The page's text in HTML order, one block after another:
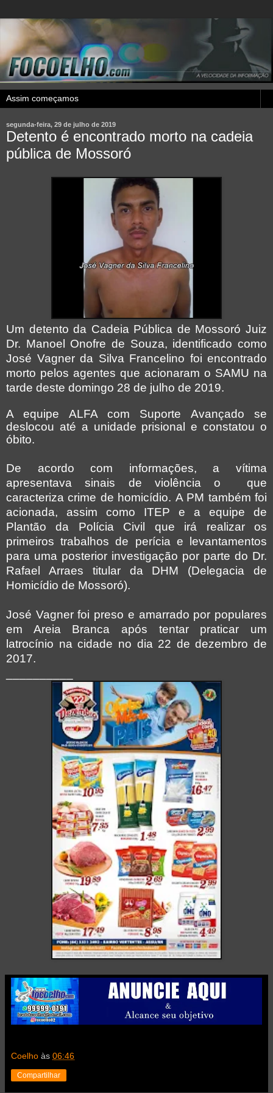
segunda-feira, 29 de julho de 2019
Detento é encontrado morto na cadeia
pública de Mossoró
Um detento da Cadeia Pública de Mossoró Juiz
Dr. Manoel Onofre de Souza, identificado como
José Vagner da Silva Francelino foi encontrado
morto pelos agentes que acionaram o SAMU na
tarde deste domingo 28 de julho de 2019.
A equipe ALFA com Suporte Avançado se
deslocou até a unidade prisional e constatou o
óbito.
De acordo com informações, a vítima
apresentava sinais de violência o que
caracteriza crime de homicídio. A PM também foi
acionada, assim como ITEP e a equipe de
Plantão da Polícia Civil que irá realizar os
primeiros trabalhos de perícia e levantamentos
para uma posterior investigação por parte do Dr.
Rafael Arraes titular da DHM (Delegacia de
Homicídio de Mossoró).
José Vagner foi preso e amarrado por populares
em Areia Branca após tentar praticar um
latrocínio na cidade no dia 22 de dezembro de
2017.
Coelho às 06:46
Compartilhar